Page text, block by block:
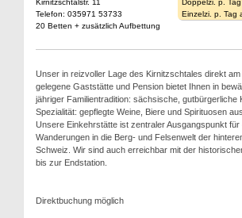
Telefon: 035971 53733
20 Betten + zusätzlich Aufbettung
Einzelzi. p. Tag
Unser in reizvoller Lage des Kirnitzschtales direkt
gelegene Gaststätte und Pension bietet Ihnen in
jähriger Familientradition: sächsische, gutbürgerliche
Spezialität: gepflegte Weine, Biere und Spirituosen
Unsere Einkehrstätte ist zentraler Ausgangspunkt für
Wanderungen in die Berg- und Felsenwelt der
Schweiz. Wir sind auch erreichbar mit der
bis zur Endstation.
Direktbuchung möglich